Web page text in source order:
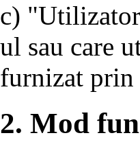
c)
ul sau care
furnizat
2. Mod